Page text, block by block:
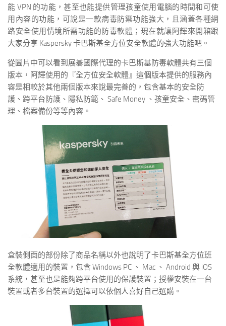
能 VPN 的功能，甚至也能提供管理孩童使用電腦的時間和可使
用內容的功能，可說是一款病毒防禦功能強大，且涵蓋各種網
路安全使用情境所需功能的防毒軟體；現在就讓阿輝來開箱跟
大家分享 Kaspersky 卡巴斯基全方位安全軟體的強大功能吧。
從圖片中可以看到展碁國際代理的卡巴斯基防毒軟體共有三個
版本，阿輝使用的『全方位安全軟體』這個版本提供的服務內
容是相較於其他兩個版本來說最完善的，包含基本的安全防
護、跨平台防護、隱私防範、 Safe Money 、孩童安全、密碼管
理、檔案備份等等內容。
盒裝側面的部份除了商品名稱以外也說明了卡巴斯基全方位班
全軟體適用的裝置，包含 Windows PC 、 Mac 、 Android 與 iOS
系統，甚至也是能夠跨平台使用的保護裝置；授權安裝在一台
裝置或者多台裝置的選擇可以依個人喜好自己選購。